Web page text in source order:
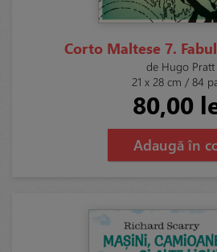
Corto Maltese 7.
de Hugo Pratt
21 x 28 cm / 84
80,00
Adaugă în